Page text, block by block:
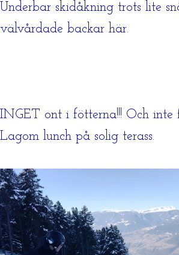
Underbar skidåkning trots lite
välvårdade backar här.
INGET ont i fötterna!!! Och inte
Lagom lunch på solig terass.